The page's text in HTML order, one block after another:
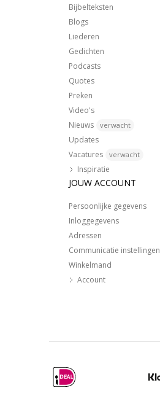
Bijbelteksten
Blogs
Liederen
Gedichten
Podcasts
Quotes
Preken
Video's
Nieuws
verwacht
Updates
Vacatures
verwacht
Inspiratie
JOUW ACCOUNT
Persoonlijke gegevens
Inloggegevens
Adressen
Communicatie instellingen
Winkelmand
Account